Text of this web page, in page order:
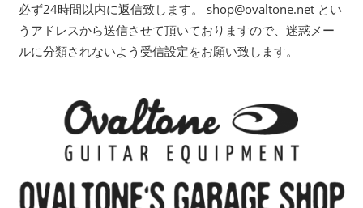
必ず24時間以内に返信致します。 shop@ovaltone.net とい
うアドレスから送信させて頂いておりますので、迷惑メー
ルに分類されないよう受信設定をお願い致します。